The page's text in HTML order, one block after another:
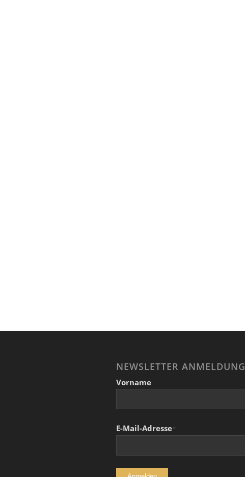
NEWSLETTER ANMELDUNG
Vorname
E-Mail-Adresse*